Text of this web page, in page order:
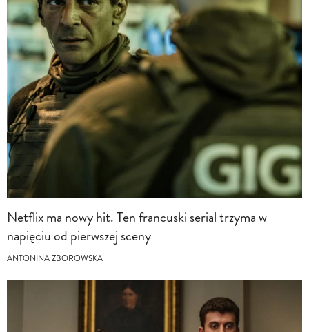
Netflix ma nowy hit. Ten francuski serial trzyma w
napięciu od pierwszej sceny
ANTONINA ZBOROWSKA